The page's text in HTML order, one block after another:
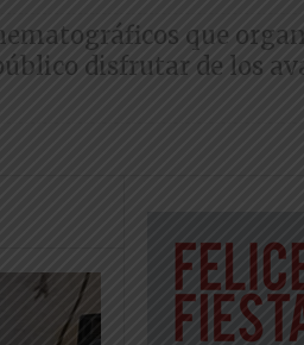
que
disfrutar de los